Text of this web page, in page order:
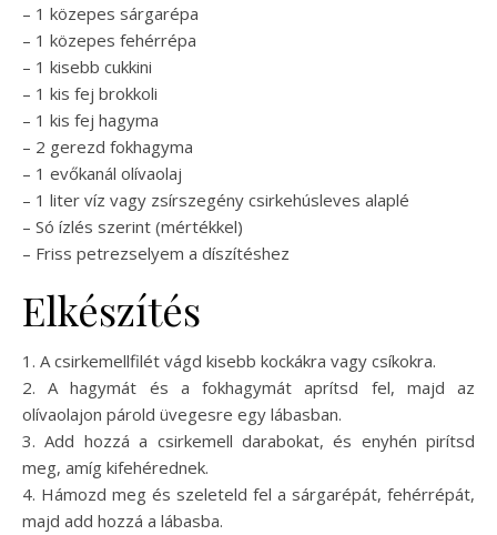
– 1 közepes sárgarépa
– 1 közepes fehérrépa
– 1 kisebb cukkini
– 1 kis fej brokkoli
– 1 kis fej hagyma
– 2 gerezd fokhagyma
– 1 evőkanál olívaolaj
– 1 liter víz vagy zsírszegény csirkehúsleves alaplé
– Só ízlés szerint (mértékkel)
– Friss petrezselyem a díszítéshez
Elkészítés
1. A csirkemellfilét vágd kisebb kockákra vagy csíkokra.
2. A hagymát és a fokhagymát aprítsd fel, majd az
olívaolajon párold üvegesre egy lábasban.
3. Add hozzá a csirkemell darabokat, és enyhén pirítsd
meg, amíg kifehérednek.
4. Hámozd meg és szeleteld fel a sárgarépát, fehérrépát,
majd add hozzá a lábasba.